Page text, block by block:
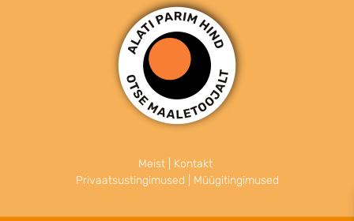
Meist
Kontakt
Privaatsustingimused
Müügitingimused